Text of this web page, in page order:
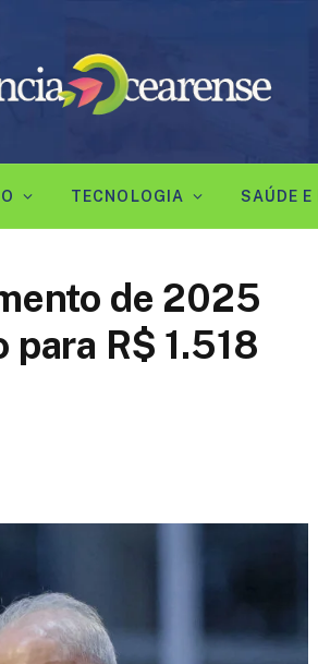
TECNOLOGIA SAÚDE
de 2025
R$ 1.518